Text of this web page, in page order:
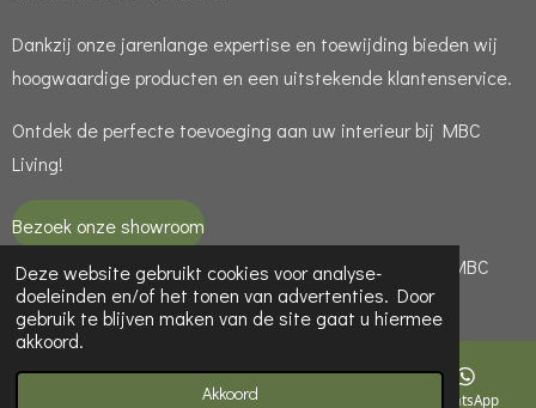
Deze website gebruikt cookies voor analyse-
doeleinden en/of het tonen van advertenties. Door
gebruik te blijven maken van de site gaat u hiermee
akkoord.
Akkoord
Dankzij onze jarenlange expertise en toewijding bieden wij
hoogwaardige producten en een uitstekende klantenservice.
Ontdek de perfecte toevoeging aan uw interieur bij MBC
Living!
Bezoek onze showroom
© 2021 - 2026 MBC LIVING is een handelsnaam van MBC
LIGHT ( KvK 65949188 )
Kaart WhatsApp